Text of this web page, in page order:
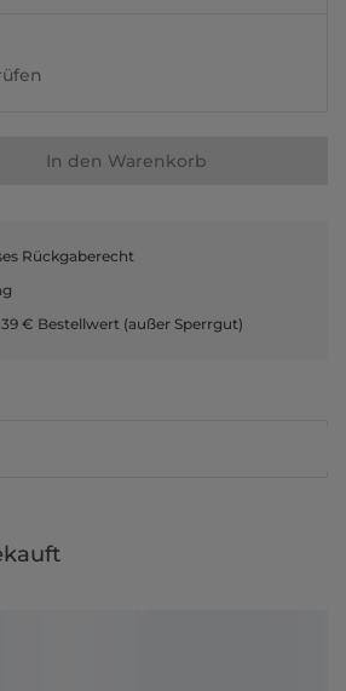
In den Warenkorb
Rückgaberecht
€ Bestellwert (außer Sperrgut)